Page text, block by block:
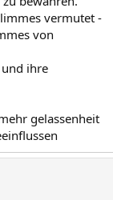
vermutet -
von
ihre
gelassenheit